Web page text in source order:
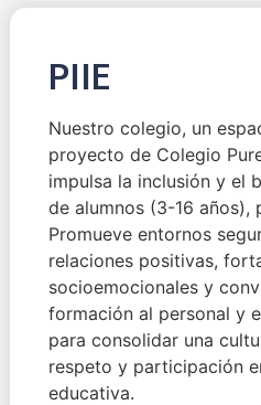
PIIE
Nuestro colegio, un
proyecto de Colegio
impulsa la inclusión y el
de alumnos (3-16 años),
Promueve entornos
relaciones positivas,
socioemocionales y
formación al personal y
para consolidar una
respeto y participación
educativa.